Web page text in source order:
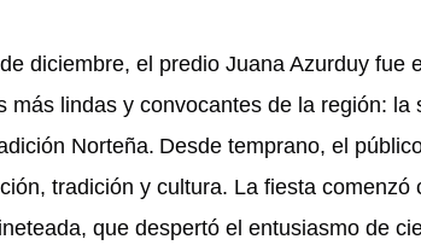
diciembre, el predio Juana Azurduy fue
más lindas y convocantes de la región: la
Norteña. Desde temprano, el
tradición y cultura. La fiesta comenzó
que despertó el entusiasmo de